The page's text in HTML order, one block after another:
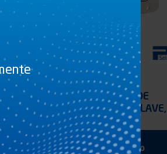
CERRADURA DE
MALETERO CON LLAVE,
ACERO INOXIDABLE
Ver el producto